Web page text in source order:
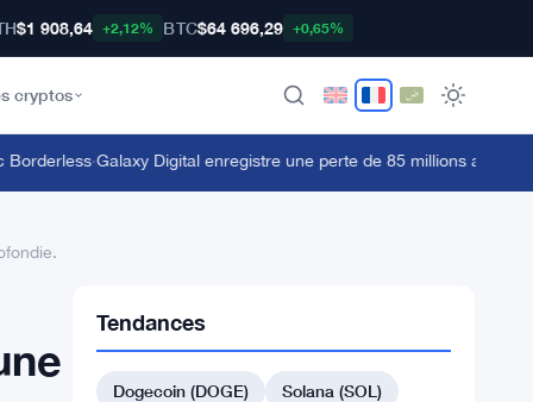
$1 908,64 +2,12% BTC$64 696,29 +0,65%
cryptos
·Galaxy Digital enregistre une perte de 85 millions au T2
Tendances
Dogecoin (DOGE)
Solana (SOL)